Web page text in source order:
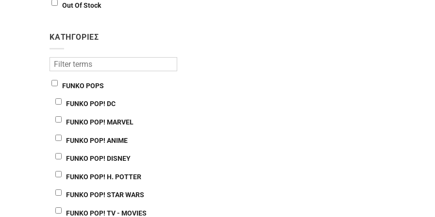
Out Of Stock
ΚΑΤΗΓΟΡΙΕΣ
FUNKO POPS
FUNKO POP! DC
FUNKO POP! MARVEL
FUNKO POP! ANIME
FUNKO POP! DISNEY
FUNKO POP! H. POTTER
FUNKO POP! STAR WARS
FUNKO POP! TV - MOVIES